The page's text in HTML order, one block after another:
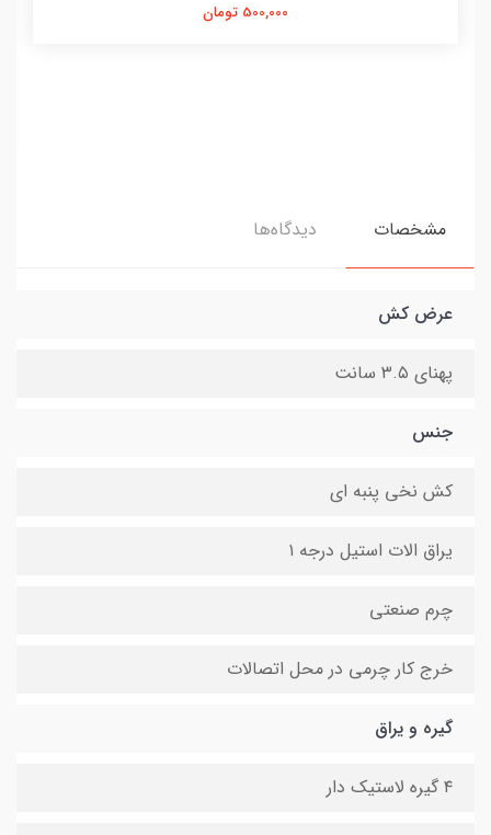
500,000 تومان
مشخصات دیدگاه‌ها
عرض کش
پهنای ۳.۵ سانت
جنس
کش نخی پنبه ای
یراق الات استیل درجه ۱
چرم صنعتی
خرج کار چرمی در محل اتصالات
گیره و یراق
۴ گیره لاستیک دار